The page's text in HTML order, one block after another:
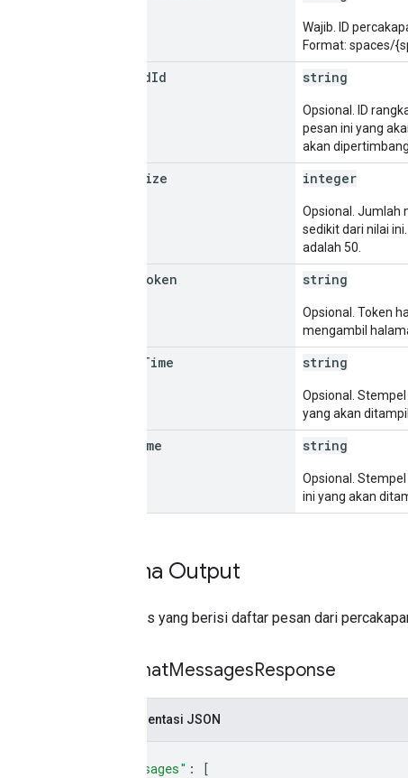
Wajib. ID
Format: spaces/
threadId string
Opsional. ID
pesan ini yang
akan
Size integer
Opsional. Jumlah
sedikit dari nilai
adalah 50.
Token string
Opsional. Token
mengambil
Time string
Opsional.
yang akan
Time string
Opsional.
ini yang akan
Skema Output
Respons yang berisi daftar pesan dari
ChatMessagesResponse
Representasi JSON
"messages" :
[